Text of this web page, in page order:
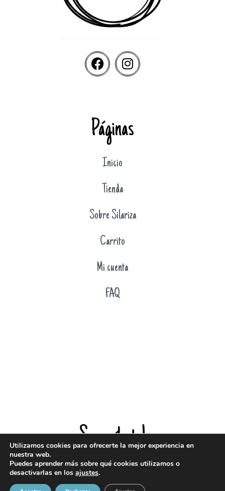
Páginas
Inicio
Tienda
Sobre Silariza
Carrito
Mi cuenta
FAQ
Suscríbete!
¡Entérate de todas mis novedades!
Utilizamos cookies para ofrecerte la mejor experiencia en
nuestra web.
Puedes aprender más sobre qué cookies utilizamos o
desactivarlas en los ajustes.